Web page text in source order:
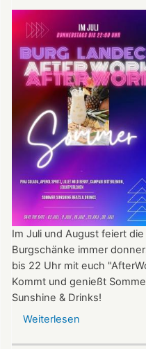
Im Juli und August feiert die
Burgschänke immer
bis 22 Uhr mit euch
Kommt und genießt
Sunshine & Drinks!
Weiterlesen